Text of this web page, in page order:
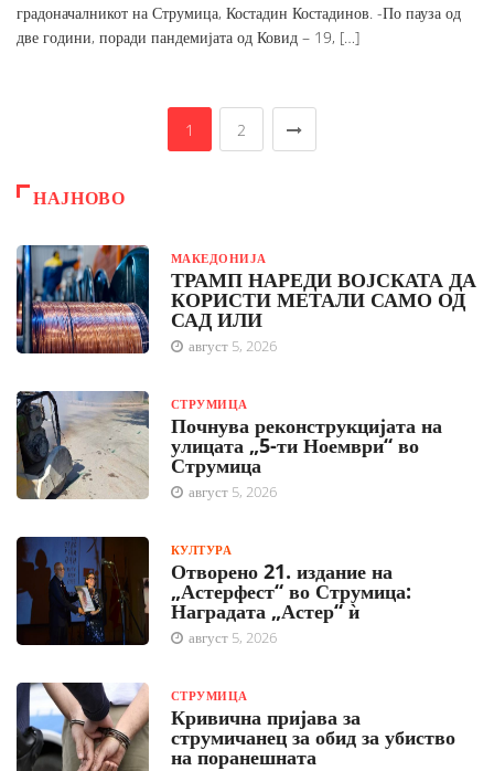
градоначалникот на Струмица, Костадин Костадинов. -По пауза од
две години, поради пандемијата од Ковид – 19, […]
1 2
НАЈНОВО
МАКЕДОНИЈА
ТРАМП НАРЕДИ ВОЈСКАТА ДА
КОРИСТИ МЕТАЛИ САМО ОД
САД ИЛИ
август 5, 2026
СТРУМИЦА
Почнува реконструкцијата на
улицата „5-ти Ноември“ во
Струмица
август 5, 2026
КУЛТУРА
Отворено 21. издание на
„Астерфест“ во Струмица:
Наградата „Астер“ ѝ
август 5, 2026
СТРУМИЦА
Кривична пријава за
струмичанец за обид за убиство
на поранешната